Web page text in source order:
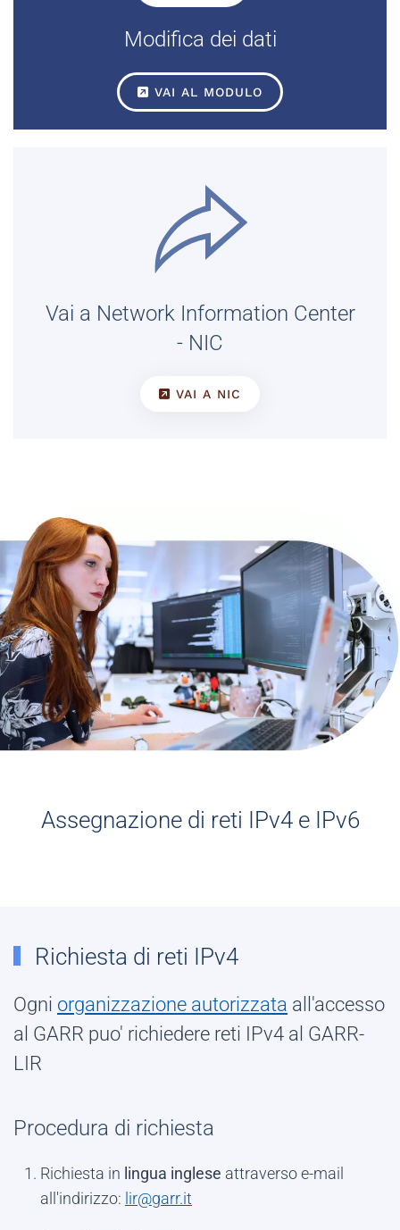
Modifica dei dati
VAI AL MODULO
Vai a Network Information Center
- NIC
VAI A NIC
Assegnazione di reti IPv4 e IPv6
Richiesta di reti IPv4
Ogni organizzazione autorizzata all'accesso
al GARR puo' richiedere reti IPv4 al GARR-
LIR
Procedura di richiesta
Richiesta in lingua inglese attraverso e-mail
all'indirizzo: lir@garr.it